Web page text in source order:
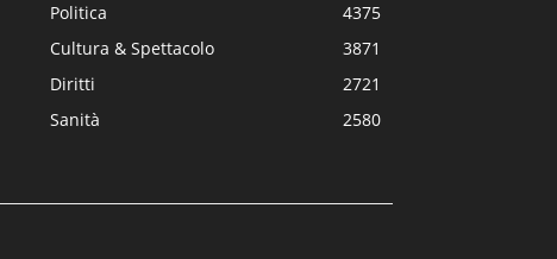
Politica
4375
Cultura & Spettacolo
3871
Diritti
2721
Sanità
2580